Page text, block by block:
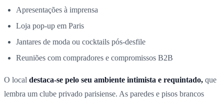
Apresentações à imprensa
Loja pop-up em Paris
Jantares de moda ou cocktails pós-desfile
Reuniões com compradores e compromissos B2B
O local destaca-se pelo seu ambiente intimista e requintado, que
lembra um clube privado parisiense. As paredes e pisos brancos